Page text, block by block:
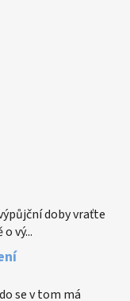
doby vraťte
vý...
se v tom má